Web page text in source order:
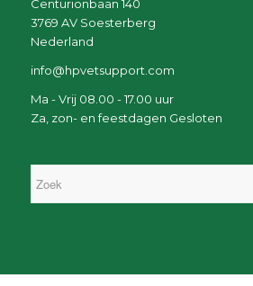
Centurionbaan 140
3769 AV Soesterberg
Nederland
info@hpvetsupport.com
Ma - Vrij 08.00 - 17.00 uur
Za, zon- en feestdagen Gesloten